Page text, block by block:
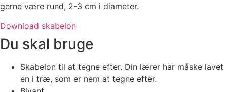
gerne være rund, 2-3 cm i diameter.
Download skabelon
Du skal bruge
Skabelon til at tegne efter. Din lærer har måske lavet
en i træ, som er nem at tegne efter.